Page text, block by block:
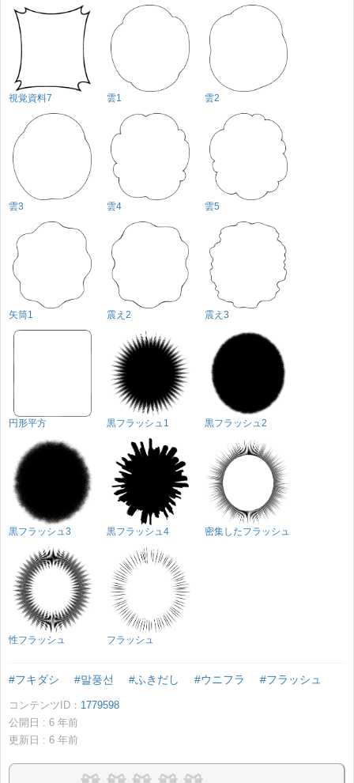
視覚資料7 雲1 雲2
雲3 雲4 雲5
矢筒1 震え2 震え3
円形平方 黒フラッシュ1 黒フラッシュ2
黒フラッシュ3 黒フラッシュ4 密集したフラッシュ
性フラッシュ フラッシュ
#フキダシ #말풍선 #ふきだし #ウニフラ #フラッシュ
コンテンツID： 1779598
公開日 : 6 年前
更新日 : 6 年前